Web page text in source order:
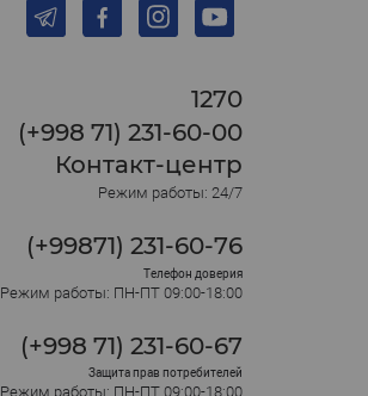
1270
(+998 71) 231-60-00
Контакт-центр
Режим работы: 24/7
(+99871) 231-60-76
Телефон доверия
Режим работы: ПН-ПТ 09:00-18:00
(+998 71) 231-60-67
Защита прав потребителей
Режим работы: ПН-ПТ 09:00-18:00